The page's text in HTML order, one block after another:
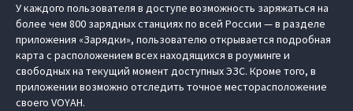
У каждого пользователя в доступе возможность заряжаться на
более чем 800 зарядных станциях по всей России — в разделе
приложения «Зарядки», пользователю открывается подробная
карта с расположением всех находящихся в роуминге и
свободных на текущий момент доступных ЭЗС. Кроме того, в
приложении возможно отследить точное месторасположение
своего VOYAH.